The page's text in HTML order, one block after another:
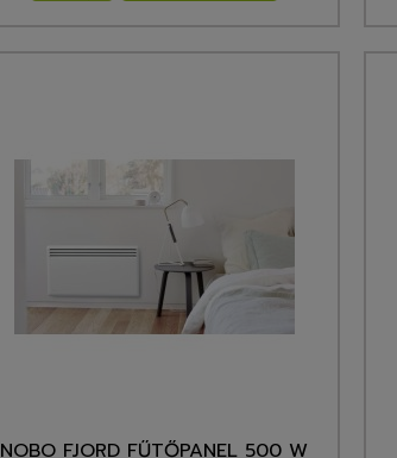
NOBO FJORD FŰTŐPANEL 500 W